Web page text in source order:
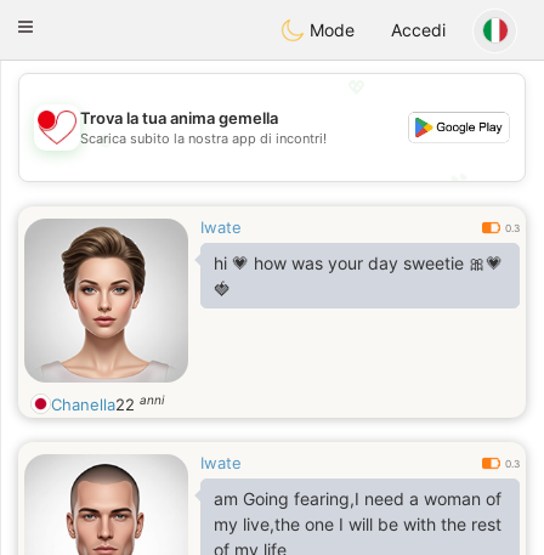
日本Chat
Toggle
Mode Accedi
💖
💕
Trova la tua anima gemella
Scarica subito la nostra app di incontri!
Iwate 0.3
hi 💗 how was your day sweetie 🎀💗
🍓
Chanella22 anni
Iwate 0.3
am Going fearing,I need a woman of
my live,the one I will be with the rest
of my life